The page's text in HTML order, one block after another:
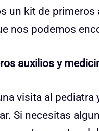
un kit de primeros
nos podemos
auxilios y
visita al pediatra
Si necesitas